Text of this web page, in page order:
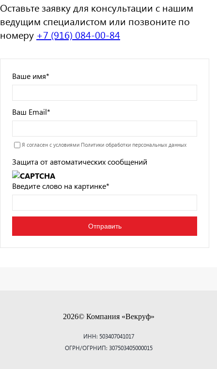
Оставьте заявку для консультации с нашим
ведущим специалистом или позвоните по
номеру +7 (916) 084-00-84
Ваше имя*
Ваш Email*
Я согласен с условиями Политики обработки персональных данных
Защита от автоматических сообщений
Введите слово на картинке*
2026© Компания «Векруф»
ИНН: 503407041017
ОГРН/ОГРНИП: 307503405000015